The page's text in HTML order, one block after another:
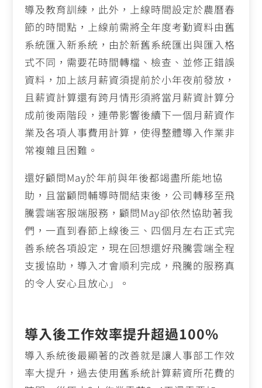
導及教育訓練，此外，上線時間設定於農曆春
節的時間點，上線前需將全年度考勤資料由舊
系統匯入新系統，由於新舊系統匯出與匯入格
式不同，需要花時間轉檔、檢查、並修正錯誤
資料，加上該月薪資須提前於小年夜前發放，
且薪資計算還有跨月情形須將當月薪資計算分
成前後兩階段，連帶影響後續下一個月薪資作
業及各項人事費用計算，使得整體導入作業非
常複雜且困難。
還好顧問May於年前與年後都竭盡所能地協
助，且當顧問輔導時間結束後，公司轉移至飛
騰雲端客服端服務，顧問May卻依然協助著我
們，一直到春節上線後三、四個月左右正式完
善系統各項設定，現在回想還好飛騰雲端全程
支援協助，導入才會順利完成，飛騰的服務真
的令人安心且放心」。
導入後工作效率提升超過100%
導入系統後最顯著的改善就是讓人事部工作效
率大提升，過去使用舊系統計算薪資所花費的